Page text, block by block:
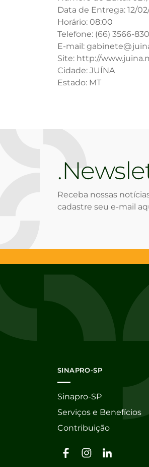
Data de Entrega: 12/
Horário: 08:00
Telefone: (66) 3566-
E-mail:
Site: http://
Cidade: JUÍNA
Estado: MT
Receba nossas
cadastre seu e-mail
SINAPRO-SP
Sinapro-SP
Serviços e Benefícios
Contribuição